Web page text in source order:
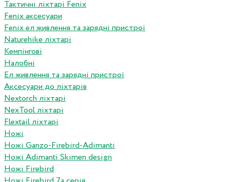
Тактичні ліхтарі Fenix
Fenix аксесуари
Fenix ел живлення та зарядні пристрої
Naturehike ліхтарі
Кемпінгові
Налобні
Ел живлення та зарядні пристрої
Аксесуари до ліхтарів
Nextorch ліхтарі
NexTool ліхтарі
Flextail ліхтарі
Ножі
Ножі Ganzo-Firebird-Adimanti
Ножі Adimanti Skimen design
Ножі Firebird